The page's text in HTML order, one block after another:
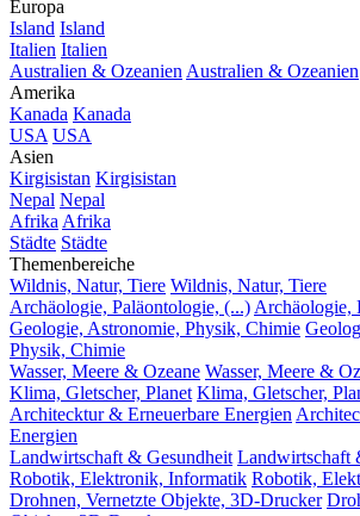
Europa
Island Island
Italien Italien
Australien & Ozeanien Australien & Ozeanien
Amerika
Kanada Kanada
USA USA
Asien
Kirgisistan Kirgisistan
Nepal Nepal
Afrika Afrika
Städte Städte
Themenbereiche
Wildnis, Natur, Tiere Wildnis, Natur, Tiere
Archäologie, Paläontologie, (...) Archäologie,
Geologie, Astronomie, Physik, Chimie
Physik, Chimie
Wasser, Meere & Ozeane Wasser, Meere &
Klima, Gletscher, Planet Klima, Gletscher,
Architecktur & Erneuerbare Energien
Energien
Landwirtschaft & Gesundheit Landwirtschaft
Robotik, Elektronik, Informatik Robotik,
Drohnen, Vernetzte Objekte, 3D-Drucker